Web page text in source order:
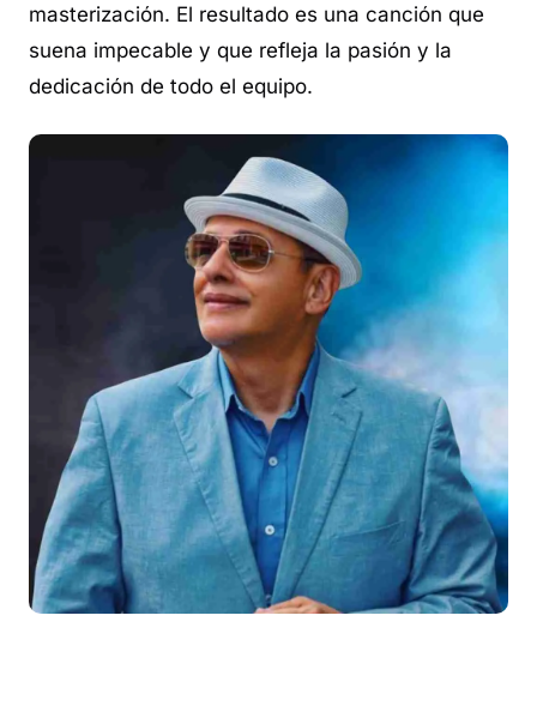
masterización. El resultado es una canción que
suena impecable y que refleja la pasión y la
dedicación de todo el equipo.